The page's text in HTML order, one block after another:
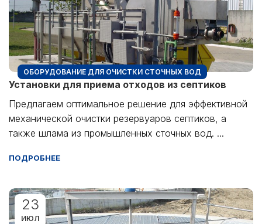
ОБОРУДОВАНИЕ ДЛЯ ОЧИСТКИ СТОЧНЫХ ВОД
Установки для приема отходов из септиков
Предлагаем оптимальное решение для эффективной
механической очистки резервуаров септиков, а
также шлама из промышленных сточных вод. ...
ПОДРОБНЕЕ
23
ИЮЛ